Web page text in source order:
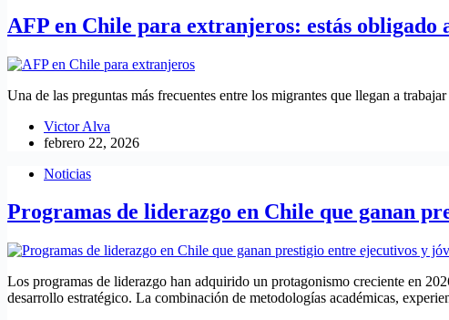
AFP en Chile para extranjeros: estás obligado
Una de las preguntas más frecuentes entre los migrantes que llegan a
Victor Alva
febrero 22, 2026
Noticias
Programas de liderazgo en Chile que ganan
Los programas de liderazgo han adquirido un protagonismo creciente en
desarrollo estratégico. La combinación de metodologías académicas,